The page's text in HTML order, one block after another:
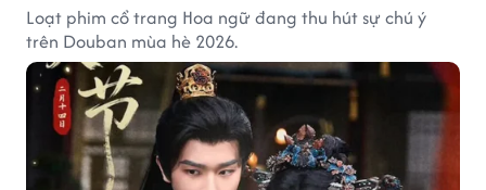
Loạt phim cổ trang Hoa ngữ đang thu hút sự chú ý
trên Douban mùa hè 2026.